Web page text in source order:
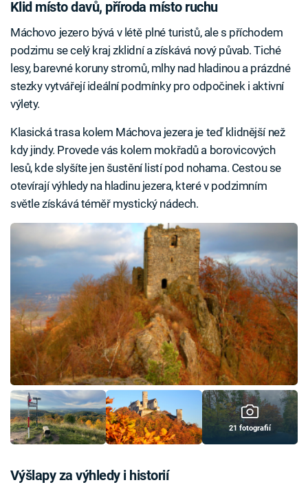
Klid místo davů, příroda místo ruchu
Máchovo jezero bývá v létě plné turistů, ale s příchodem
podzimu se celý kraj zklidní a získává nový půvab. Tiché
lesy, barevné koruny stromů, mlhy nad hladinou a prázdné
stezky vytvářejí ideální podmínky pro odpočinek i aktivní
výlety.
Klasická trasa kolem Máchova jezera je teď klidnější než
kdy jindy. Provede vás kolem mokřadů a borovicových
lesů, kde slyšíte jen šustění listí pod nohama. Cestou se
otevírají výhledy na hladinu jezera, které v podzimním
světle získává téměř mystický nádech.
21 fotografií
Výšlapy za výhledy i historií